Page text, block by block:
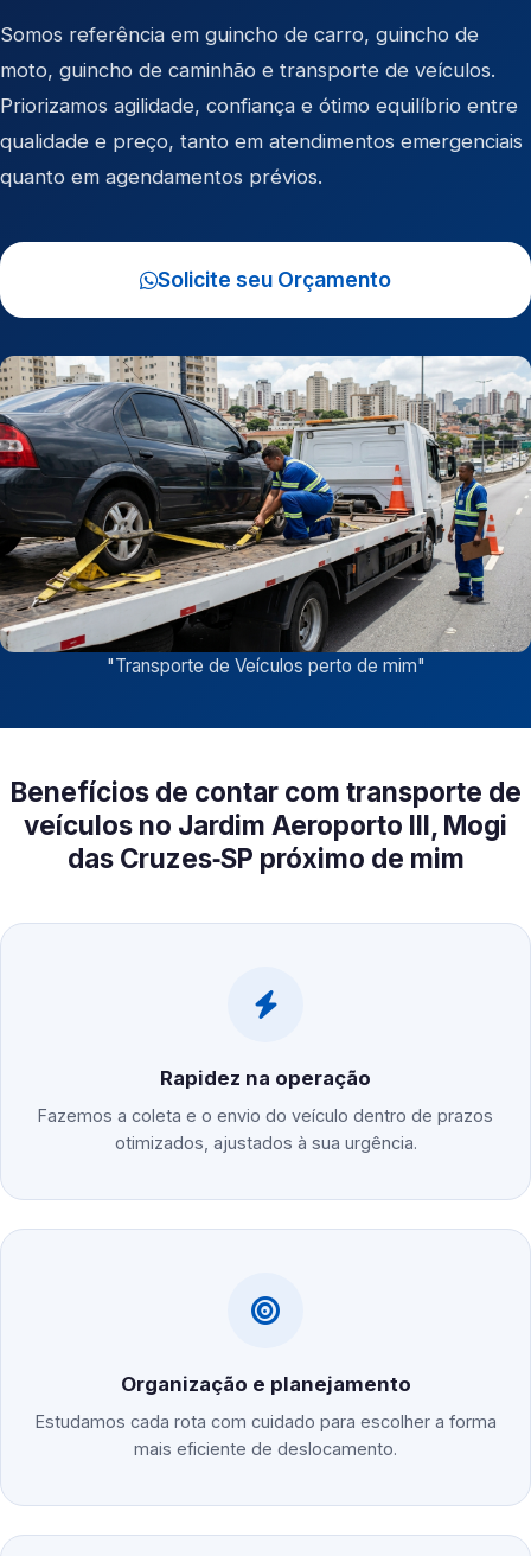
Somos referência em guincho de carro, guincho de
moto, guincho de caminhão e transporte de veículos.
Priorizamos agilidade, confiança e ótimo equilíbrio entre
qualidade e preço, tanto em atendimentos emergenciais
quanto em agendamentos prévios.
Solicite seu Orçamento
"Transporte de Veículos perto de mim"
Benefícios de contar com transporte de
veículos no Jardim Aeroporto III, Mogi
das Cruzes‑SP próximo de mim
Rapidez na operação
Fazemos a coleta e o envio do veículo dentro de prazos
otimizados, ajustados à sua urgência.
Organização e planejamento
Estudamos cada rota com cuidado para escolher a forma
mais eficiente de deslocamento.